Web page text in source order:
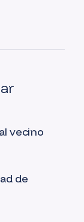
vecino
de